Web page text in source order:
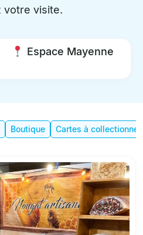
votre visite.
Espace Mayenne
Boutique Cartes à collectionner